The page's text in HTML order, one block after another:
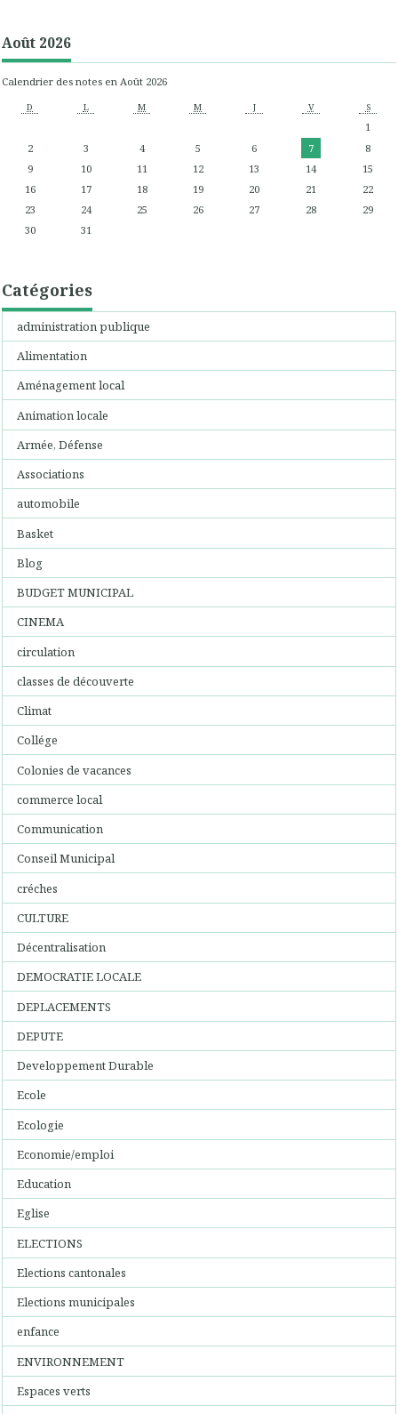
Août 2026
Calendrier des notes en Août 2026
D L M M J V S
1
2
3 4 5 6 7
8
9
10 11 12 13 14
15
16
17 18 19 20 21
22
23
24 25 26 27 28
29
30
31
Catégories
administration publique
Alimentation
Aménagement local
Animation locale
Armée, Défense
Associations
automobile
Basket
Blog
BUDGET MUNICIPAL
CINEMA
circulation
classes de découverte
Climat
Collége
Colonies de vacances
commerce local
Communication
Conseil Municipal
créches
CULTURE
Décentralisation
DEMOCRATIE LOCALE
DEPLACEMENTS
DEPUTE
Developpement Durable
Ecole
Ecologie
Economie/emploi
Education
Eglise
ELECTIONS
Elections cantonales
Elections municipales
enfance
ENVIRONNEMENT
Espaces verts